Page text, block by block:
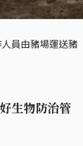
員由豬場運送豬
生物防治管